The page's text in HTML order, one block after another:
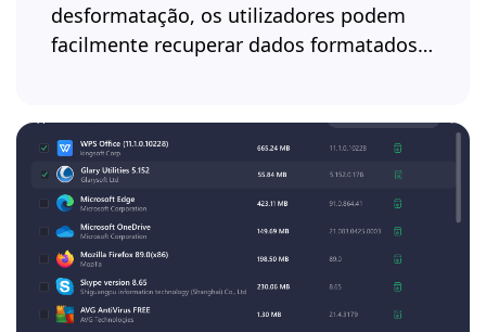
desformatação, os utilizadores podem
facilmente recuperar dados formatados e